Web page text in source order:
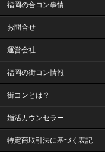
福岡の合コン事情
お問合せ
運営会社
福岡の街コン情報
街コンとは？
婚活カウンセラー
特定商取引法に基づく表記